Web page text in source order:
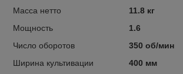
Масса нетто
11.8 кг
Мощность
1.6
Число оборотов
350 об/мин
Ширина культивации
400 мм